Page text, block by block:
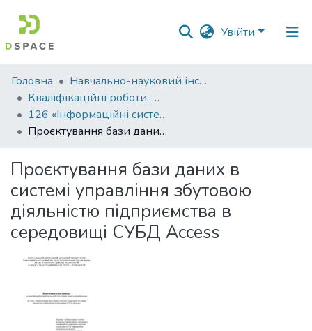
Увійти
Фонди
та
зібрання
Пошук за критеріями
Статистика
Головна
Навчально-науковий інститут економіки, управління, права та інформаційних технологій
Кваліфікаційні роботи. ННІ економіки, управління, права та ІТ
126 «Інформаційні системи та технології» - Бакалаври 2023-2024
Проєктування бази даних в системі управління збутовою діяльністю підприємства в середовищі СУБД Аccess
Проєктування бази даних в
системі управління збутовою
діяльністю підприємства в
середовищі СУБД Аccess